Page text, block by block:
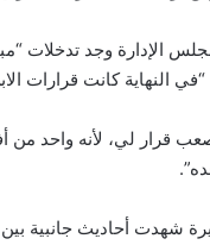
الإدارة وجد تدخلات
النهاية كانت قرارات
شهدت أحاديث جانبية